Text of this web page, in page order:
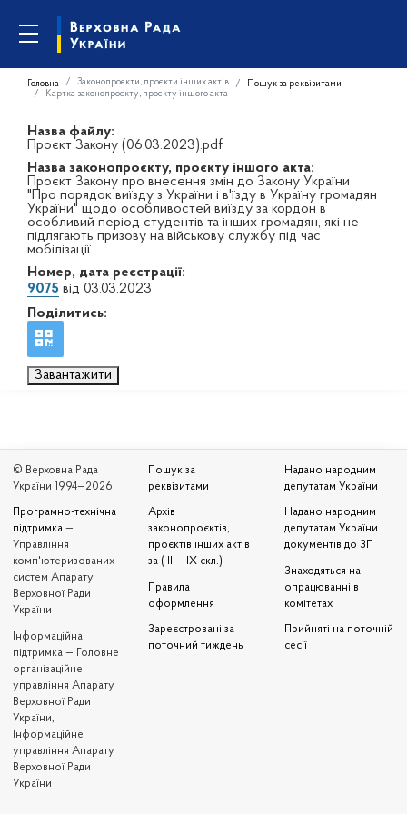
Головна Законопроєкти, проєкти інших актів
Пошук за реквізитами
Картка законопроєкту, проєкту іншого акта
Назва файлу:
Проєкт Закону (06.03.2023).pdf
Назва законопроєкту, проєкту іншого акта:
Проєкт Закону про внесення змін до Закону України
"Про порядок виїзду з України і в'їзду в Україну громадян
України" щодо особливостей виїзду за кордон в
особливий період студентів та інших громадян, які не
підлягають призову на військову службу під час
мобілізації
Номер, дата реєстрації:
9075 від 03.03.2023
Поділитись:
Завантажити
© Верховна Рада
України 1994—2026
Програмно-технічна
підтримка —
Управління
комп'ютеризованих
систем Апарату
Верховної Ради
України
Iнформаційна
підтримка — Головне
організаційне
управління Апарату
Верховної Ради
України,
Інформаційне
управління Апарату
Верховної Ради
України
Пошук за
реквізитами
Архів
законопроєктів,
проєктів інших актів
за ( III – IX скл.)
Правила
оформлення
Зареєстровані за
поточний тиждень
Надано народним
депутатам України
Надано народним
депутатам України
документів до ЗП
Знаходяться на
опрацюванні в
комітетах
Прийняті на поточній
сесії